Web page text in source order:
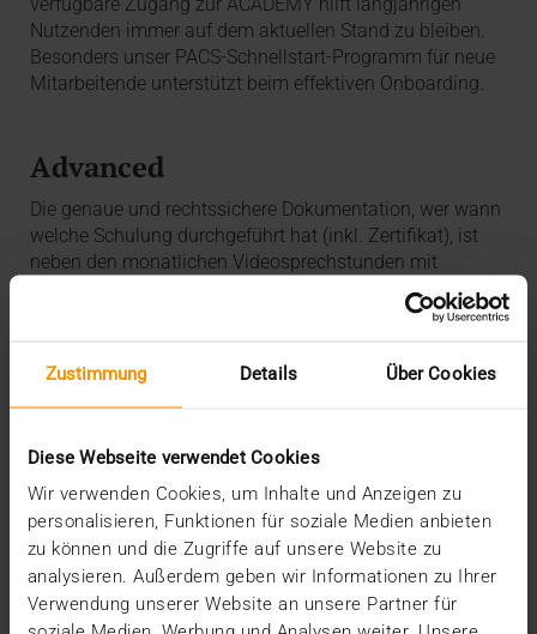
Zustimmung Details Über Cookies
Diese Webseite verwendet Cookies
Wir verwenden Cookies, um Inhalte und Anzeigen zu
personalisieren, Funktionen für soziale Medien anbieten
zu können und die Zugriffe auf unsere Website zu
analysieren. Außerdem geben wir Informationen zu Ihrer
Verwendung unserer Website an unsere Partner für
Nutzenden immer auf dem aktuellen Stand zu bleiben.
Besonders unser PACS-Schnellstart-Programm für neue
Mitarbeitende unterstützt beim effektiven Onboarding.
Advanced
Die genaue und rechtssichere Dokumentation, wer wann
welche Schulung durchgeführt hat (inkl. Zertifikat), ist
neben den monatlichen Videosprechstunden mit
Applikationsspezialistinnen und -spezialisten ein
Highlight des Advanced-Angebots. Dedizierte
effektiven Lernen.
Select
Sie wünschen eine individuelle Schulung zu speziellen
Themengebieten? Gerne stellen wir ein Schulungspaket
mit Ihren PACS-, HCM- oder Connect-Themen
zusammen, mit dem wir Sie im klinischen Alltag
unterstützen können.